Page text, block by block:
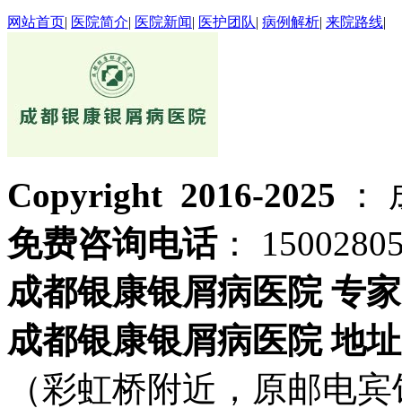
网站首页| 医院简介| 医院新闻| 医护团队| 病例解析| 来院路线|
Copyright 2016-2025
：
免费咨询电话：
成都银康银屑病医院 专
成都银康银屑病医院 地址
（彩虹桥附近，原邮电